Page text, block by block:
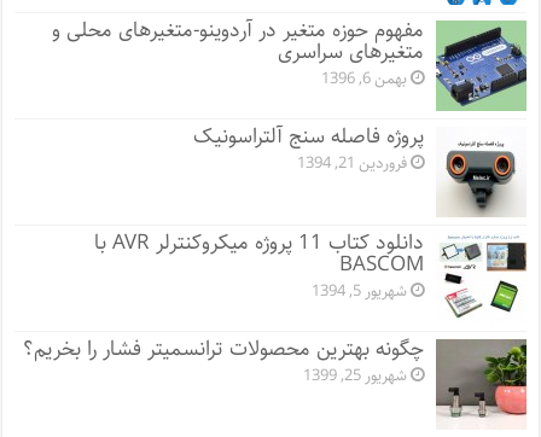
مفهوم حوزه متغیر در آردوینو-متغیرهای محلی و
متغیرهای سراسری
بهمن 6, 1396
پروژه فاصله سنج آلتراسونیک
فروردین 21, 1394
دانلود کتاب 11 پروژه میکروکنترلر AVR با
BASCOM
شهریور 5, 1394
چگونه بهترین محصولات ترانسمیتر فشار را بخریم؟
شهریور 25, 1399